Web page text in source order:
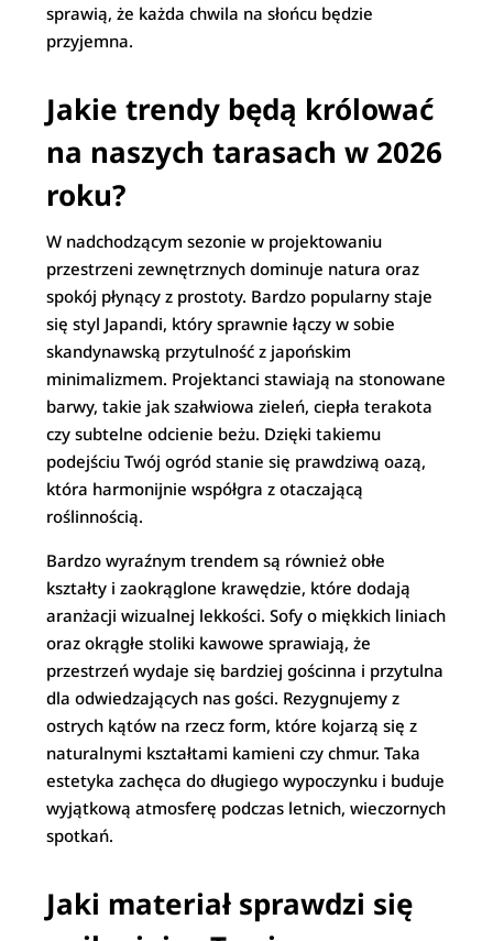
sprawią, że każda chwila na słońcu będzie
przyjemna.
Jakie trendy będą królować
na naszych tarasach w 2026
roku?
W nadchodzącym sezonie w projektowaniu
przestrzeni zewnętrznych dominuje natura oraz
spokój płynący z prostoty. Bardzo popularny staje
się styl Japandi, który sprawnie łączy w sobie
skandynawską przytulność z japońskim
minimalizmem. Projektanci stawiają na stonowane
barwy, takie jak szałwiowa zieleń, ciepła terakota
czy subtelne odcienie beżu. Dzięki takiemu
podejściu Twój ogród stanie się prawdziwą oazą,
która harmonijnie współgra z otaczającą
roślinnością.
Bardzo wyraźnym trendem są również obłe
kształty i zaokrąglone krawędzie, które dodają
aranżacji wizualnej lekkości. Sofy o miękkich liniach
oraz okrągłe stoliki kawowe sprawiają, że
przestrzeń wydaje się bardziej gościnna i przytulna
dla odwiedzających nas gości. Rezygnujemy z
ostrych kątów na rzecz form, które kojarzą się z
naturalnymi kształtami kamieni czy chmur. Taka
estetyka zachęca do długiego wypoczynku i buduje
wyjątkową atmosferę podczas letnich, wieczornych
spotkań.
Jaki materiał sprawdzi się